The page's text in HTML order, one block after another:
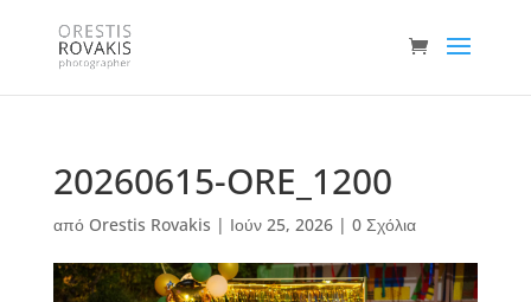
20260615-ORE_1200
από Orestis Rovakis | Ιούν 25, 2026| 0 Σχόλια